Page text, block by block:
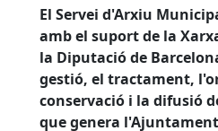
El Servei d'Arxiu
amb el suport de la
la Diputació de
gestió, el tractament,
conservació i la difusió
que genera